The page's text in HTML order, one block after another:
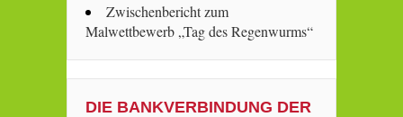
Zwischenbericht zum
Malwettbewerb „Tag des Regenwurms“
DIE BANKVERBINDUNG DER